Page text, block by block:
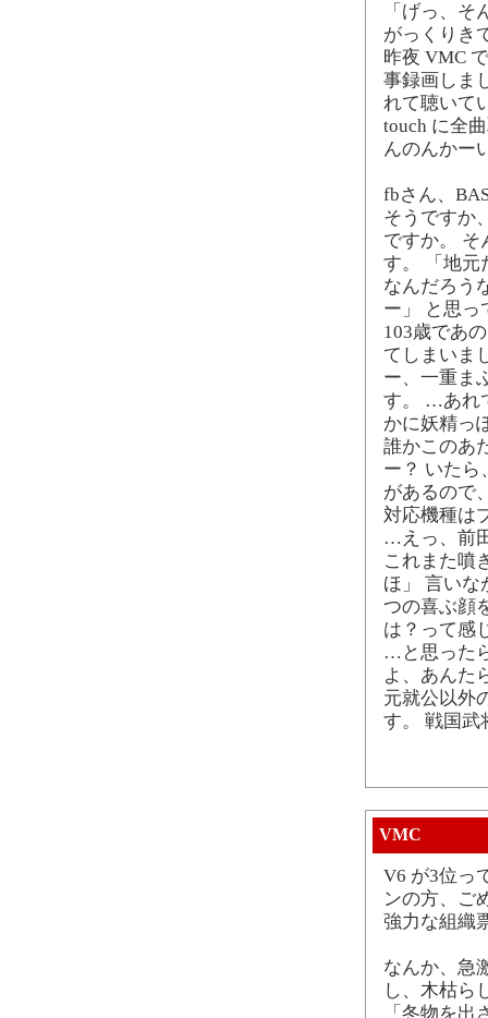
「げっ、
がっくりき
昨夜 VMC
事録画しま
れて聴いて
touch に全
んのんかー
fbさん、
そうですか
ですか。 そ
す。 「地元
なんだろう
ー」 と思っ
103歳であ
てしまいま
ー、一重ま
す。 …あれ
かに妖精っ
誰かこのあ
ー？ いたら
があるので
対応機種は
…えっ、前
これまた噴
ほ」 言いな
つの喜ぶ顔
は？って感
…と思った
よ、あんた
元就公以外
す。 戦国武
VMC
V6 が3位っ
ンの方、ご
強力な組織
なんか、急
し、木枯ら
「冬物を